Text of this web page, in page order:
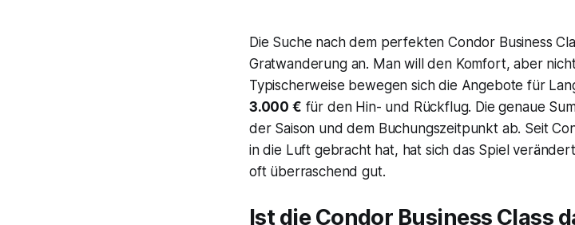
Die Suche nach dem perfekten Condor Business
Gratwanderung an. Man will den Komfort, aber
Typischerweise bewegen sich die Angebote für
3.000 € für den Hin- und Rückflug. Die genaue
der Saison und dem Buchungszeitpunkt ab. Seit
in die Luft gebracht hat, hat sich das Spiel
oft überraschend gut.
Ist die Condor Business Class